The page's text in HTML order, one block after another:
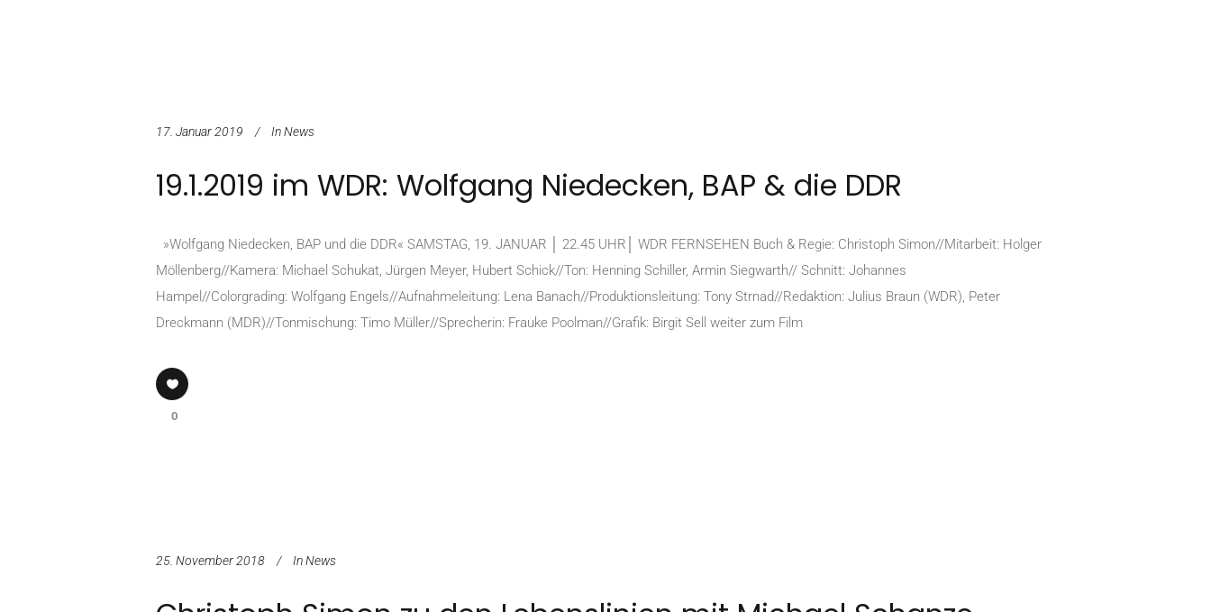
17. Januar 2019 InNews
19.1.2019 im WDR: Wolfgang Niedecken, BAP & die DDR
»Wolfgang Niedecken, BAP und die DDR« SAMSTAG, 19. JANUAR │ 22.45 UHR│ WDR FERNSEHEN Buch & Regie: Christoph Simon//Mitarbeit: Holger
Möllenberg//Kamera: Michael Schukat, Jürgen Meyer, Hubert Schick//Ton: Henning Schiller, Armin Siegwarth// Schnitt: Johannes
Hampel//Colorgrading: Wolfgang Engels//Aufnahmeleitung: Lena Banach//Produktionsleitung: Tony Strnad//Redaktion: Julius Braun (WDR), Peter
Dreckmann (MDR)//Tonmischung: Timo Müller//Sprecherin: Frauke Poolman//Grafik: Birgit Sell weiter zum Film
0
25. November 2018 InNews